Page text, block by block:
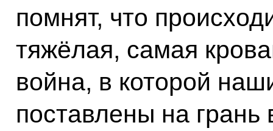
помнят, что
тяжёлая, самая
война, в которой
поставлены на